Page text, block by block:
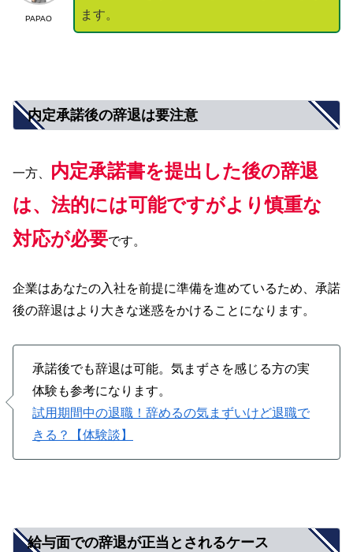
PAPAO
ます。
内定承諾後の辞退は要注意
一方、
内定承諾書を提出した後の辞退
は、法的には可能ですがより慎重な
対応が必要です。
企業はあなたの入社を前提に準備を進めているため、承諾
後の辞退はより大きな迷惑をかけることになります。
承諾後でも辞退は可能。気まずさを感じる方の実
体験も参考になります。
試用期間中の退職！辞めるの気まずいけど退職で
きる？【体験談】
給与面での辞退が正当とされるケース